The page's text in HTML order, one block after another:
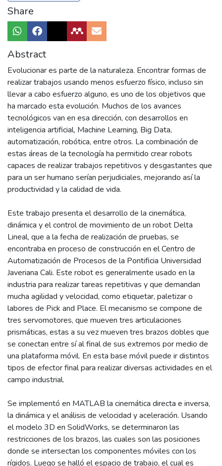
Share
Abstract
Evolucionar es parte de la naturaleza. Encontrar formas de
realizar trabajos usando menos esfuerzo físico, incluso sin
llevar a cabo esfuerzo alguno, es uno de los objetivos que
ha marcado esta evolución. Muchos de los avances
tecnológicos van en esa dirección, con desarrollos en
inteligencia artificial, Machine Learning, Big Data,
automatización, robótica, entre otros. La combinación de
estas áreas de la tecnología ha permitido crear robots
capaces de realizar trabajos repetitivos y desgastantes que
para un ser humano serían perjudiciales, mejorando así la
productividad y la calidad de vida.
Este trabajo presenta el desarrollo de la cinemática,
dinámica y el control de movimiento de un robot Delta
Lineal, que a la fecha de realización de pruebas, se
encontraba en proceso de construcción en el Centro de
Automatización de Procesos de la Pontificia Universidad
Javeriana Cali. Este robot es generalmente usado en la
industria para realizar tareas repetitivas y que demandan
mucha agilidad y velocidad, como etiquetar, paletizar o
labores de Pick and Place. El mecanismo se compone de
tres servomotores, que mueven tres articulaciones
prismáticas, estas a su vez mueven tres brazos dobles que
se conectan entre sí al final de sus extremos por medio de
una plataforma móvil. En esta base móvil puede ir distintos
tipos de efector final para realizar diversas actividades en el
campo industrial.
Se implementó en MATLAB la cinemática directa e inversa,
la dinámica y el análisis de velocidad y aceleración. Usando
el modelo 3D en SolidWorks, se determinaron las
restricciones de los brazos, las cuales son las posiciones
donde se intersectan los componentes móviles con los
rígidos. Luego se halló el espacio de trabajo, el cual es